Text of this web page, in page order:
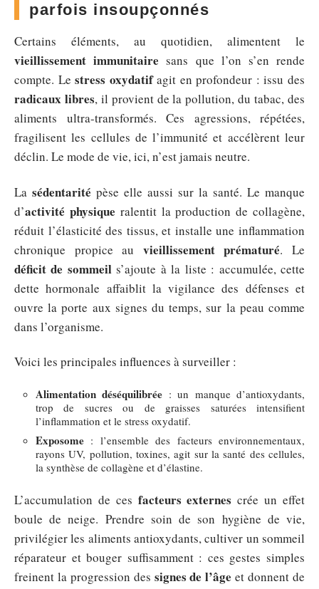
parfois insoupçonnés
Certains éléments, au quotidien, alimentent le
vieillissement immunitaire sans que l’on s’en rende
compte. Lestress oxydatifagit en profondeur : issu des
radicaux libres, il provient de la pollution, du tabac, des
aliments ultra-transformés. Ces agressions, répétées,
fragilisent les cellules de l’immunité et accélèrent leur
déclin. Le mode de vie, ici, n’est jamais neutre.
La sédentarité pèse elle aussi sur la santé. Le manque
d’activité physique ralentit la production de collagène,
réduit l’élasticité des tissus, et installe une inflammation
chronique propice au vieillissement prématuré. Le
déficit de sommeil s’ajoute à la liste : accumulée, cette
dette hormonale affaiblit la vigilance des défenses et
ouvre la porte aux signes du temps, sur la peau comme
dans l’organisme.
Voici les principales influences à surveiller :
Alimentation déséquilibrée : un manque d’antioxydants,
trop de sucres ou de graisses saturées intensifient
l’inflammation et le stress oxydatif.
Exposome : l’ensemble des facteurs environnementaux,
rayons UV, pollution, toxines, agit sur la santé des cellules,
la synthèse de collagène et d’élastine.
L’accumulation de ces facteurs externes crée un effet
boule de neige. Prendre soin de son hygiène de vie,
privilégier les aliments antioxydants, cultiver un sommeil
réparateur et bouger suffisamment : ces gestes simples
freinent la progression des signes de l’âge et donnent de